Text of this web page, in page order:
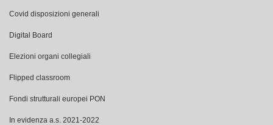
Covid disposizioni generali
Digital Board
Elezioni organi collegiali
Flipped classroom
Fondi strutturali europei PON
In evidenza a.s. 2021-2022